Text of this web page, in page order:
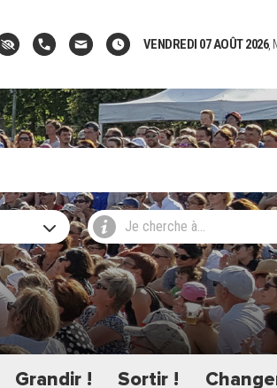
VENDREDI 07 AOÛT 2026,
Je cherche à...
Grandir ! Sortir !